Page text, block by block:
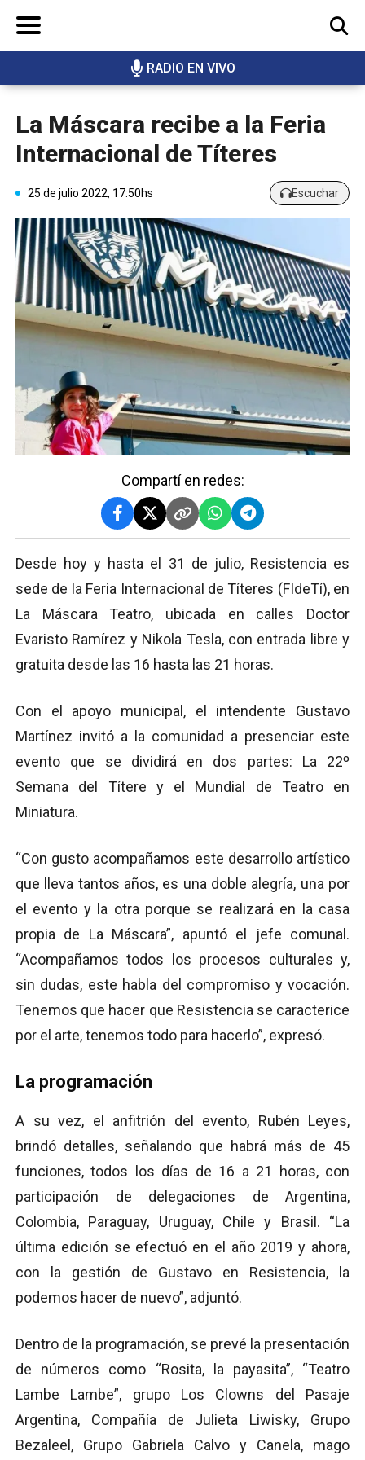
RADIO EN VIVO
BUSCAR
La Máscara recibe a la Feria
Internacional de Títeres
25 de julio 2022, 17:50hs Escuchar
Compartí en redes:
Desde hoy y hasta el 31 de julio, Resistencia es
sede de la Feria Internacional de Títeres (FIdeTí), en
La Máscara Teatro, ubicada en calles Doctor
Evaristo Ramírez y Nikola Tesla, con entrada libre y
gratuita desde las 16 hasta las 21 horas.
Con el apoyo municipal, el intendente Gustavo
Martínez invitó a la comunidad a presenciar este
evento que se dividirá en dos partes: La 22º
Semana del Títere y el Mundial de Teatro en
Miniatura.
“Con gusto acompañamos este desarrollo artístico
que lleva tantos años, es una doble alegría, una por
el evento y la otra porque se realizará en la casa
propia de La Máscara”, apuntó el jefe comunal.
“Acompañamos todos los procesos culturales y,
sin dudas, este habla del compromiso y vocación.
Tenemos que hacer que Resistencia se caracterice
por el arte, tenemos todo para hacerlo”, expresó.
La programación
A su vez, el anfitrión del evento, Rubén Leyes,
brindó detalles, señalando que habrá más de 45
funciones, todos los días de 16 a 21 horas, con
participación de delegaciones de Argentina,
Colombia, Paraguay, Uruguay, Chile y Brasil. “La
última edición se efectuó en el año 2019 y ahora,
con la gestión de Gustavo en Resistencia, la
podemos hacer de nuevo”, adjuntó.
Dentro de la programación, se prevé la presentación
de números como “Rosita, la payasita”, “Teatro
Lambe Lambe”, grupo Los Clowns del Pasaje
Argentina, Compañía de Julieta Liwisky, Grupo
Bezaleel, Grupo Gabriela Calvo y Canela, mago